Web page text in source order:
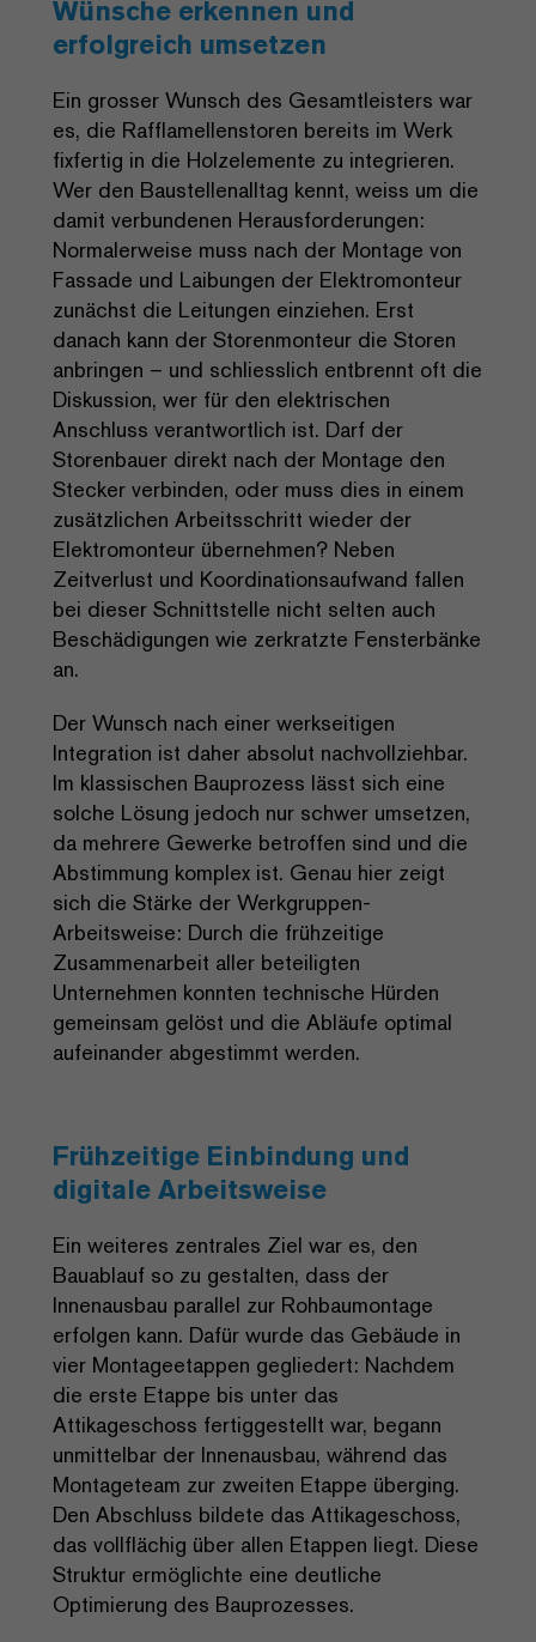
Wünsche erkennen und
erfolgreich umsetzen
Ein grosser Wunsch des Gesamtleisters war
es, die Rafflamellenstoren bereits im Werk
fixfertig in die Holzelemente zu integrieren.
Wer den Baustellenalltag kennt, weiss um die
damit verbundenen Herausforderungen:
Normalerweise muss nach der Montage von
Fassade und Laibungen der Elektromonteur
zunächst die Leitungen einziehen. Erst
danach kann der Storenmonteur die Storen
anbringen – und schliesslich entbrennt oft die
Diskussion, wer für den elektrischen
Anschluss verantwortlich ist. Darf der
Storenbauer direkt nach der Montage den
Stecker verbinden, oder muss dies in einem
zusätzlichen Arbeitsschritt wieder der
Elektromonteur übernehmen? Neben
Zeitverlust und Koordinationsaufwand fallen
bei dieser Schnittstelle nicht selten auch
Beschädigungen wie zerkratzte Fensterbänke
an.
Der Wunsch nach einer werkseitigen
Integration ist daher absolut nachvollziehbar.
Im klassischen Bauprozess lässt sich eine
solche Lösung jedoch nur schwer umsetzen,
da mehrere Gewerke betroffen sind und die
Abstimmung komplex ist. Genau hier zeigt
sich die Stärke der Werkgruppen-
Arbeitsweise: Durch die frühzeitige
Zusammenarbeit aller beteiligten
Unternehmen konnten technische Hürden
gemeinsam gelöst und die Abläufe optimal
aufeinander abgestimmt werden.
Frühzeitige Einbindung und
digitale Arbeitsweise
Ein weiteres zentrales Ziel war es, den
Bauablauf so zu gestalten, dass der
Innenausbau parallel zur Rohbaumontage
erfolgen kann. Dafür wurde das Gebäude in
vier Montageetappen gegliedert: Nachdem
die erste Etappe bis unter das
Attikageschoss fertiggestellt war, begann
unmittelbar der Innenausbau, während das
Montageteam zur zweiten Etappe überging.
Den Abschluss bildete das Attikageschoss,
das vollflächig über allen Etappen liegt. Diese
Struktur ermöglichte eine deutliche
Optimierung des Bauprozesses.